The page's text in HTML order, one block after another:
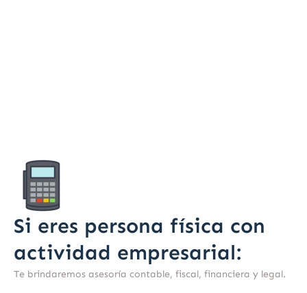
Si eres persona física con
actividad empresarial:
Te brindaremos asesoría contable, fiscal, financiera y legal.